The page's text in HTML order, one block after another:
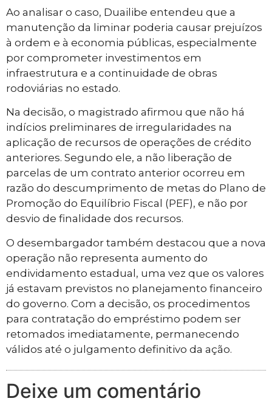
Ao analisar o caso, Duailibe entendeu que a
manutenção da liminar poderia causar prejuízos
à ordem e à economia públicas, especialmente
por comprometer investimentos em
infraestrutura e a continuidade de obras
rodoviárias no estado.
Na decisão, o magistrado afirmou que não há
indícios preliminares de irregularidades na
aplicação de recursos de operações de crédito
anteriores. Segundo ele, a não liberação de
parcelas de um contrato anterior ocorreu em
razão do descumprimento de metas do Plano de
Promoção do Equilíbrio Fiscal (PEF), e não por
desvio de finalidade dos recursos.
O desembargador também destacou que a nova
operação não representa aumento do
endividamento estadual, uma vez que os valores
já estavam previstos no planejamento financeiro
do governo. Com a decisão, os procedimentos
para contratação do empréstimo podem ser
retomados imediatamente, permanecendo
válidos até o julgamento definitivo da ação.
Deixe um comentário